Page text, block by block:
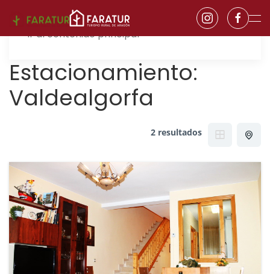
Ir al contenido principal
Estacionamiento:
Valdealgorfa
2 resultados